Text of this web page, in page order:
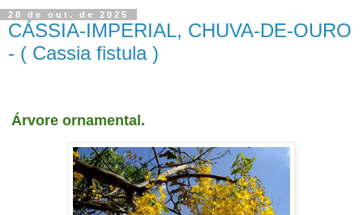
28 de out. de 2025
CÁSSIA-IMPERIAL, CHUVA-DE-OURO
- ( Cassia fistula )
Árvore ornamental.